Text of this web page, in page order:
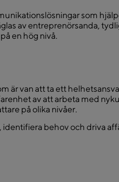
som
av entreprenörsanda,
en hög nivå.
är van att ta ett
av att arbeta med
på olika nivåer.
behov och driva